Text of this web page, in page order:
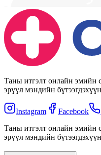
Таны итгэлт онлайн эмийн
эрүүл мэндийн
Instagram Facebook
Таны итгэлт онлайн эмийн
эрүүл мэндийн